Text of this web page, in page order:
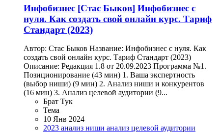
Инфобизнес [Стас Быков] Инфобизнес с
нуля. Как создать свой онлайн курс. Тариф
Стандарт (2023)
Автор: Стас Быков Название: Инфобизнес с нуля. Как
создать свой онлайн курс. Тариф Стандарт (2023)
Описание: Редакция 1.8 от 20.09.2023 Программа №1.
Позиционирование (43 мин) 1. Ваша экспертность
(выбор ниши) (9 мин) 2. Анализ ниши и конкурентов
(16 мин) 3. Анализ целевой аудитории (9...
Брат Тук
Тема
10 Янв 2024
2023 анализ ниши анализ целевой аудитории